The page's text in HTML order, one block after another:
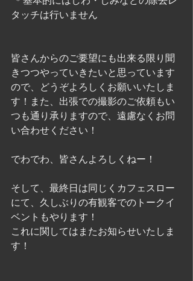
タッチは行いません
皆さんからのご要望にも出来る限り聞
きつつやっていきたいと思っています
ので、どうぞよろしくお願いいたしま
す！また、出張での撮影のご依頼もい
つも通り承りますので、遠慮なくお問
い合わせください！
でわでわ、皆さんよろしくねー！
そして、最終日は同じくカフェスロー
にて、久しぶりの有観客でのトークイ
ベントもやります！
これに関してはまたお知らせいたしま
す！